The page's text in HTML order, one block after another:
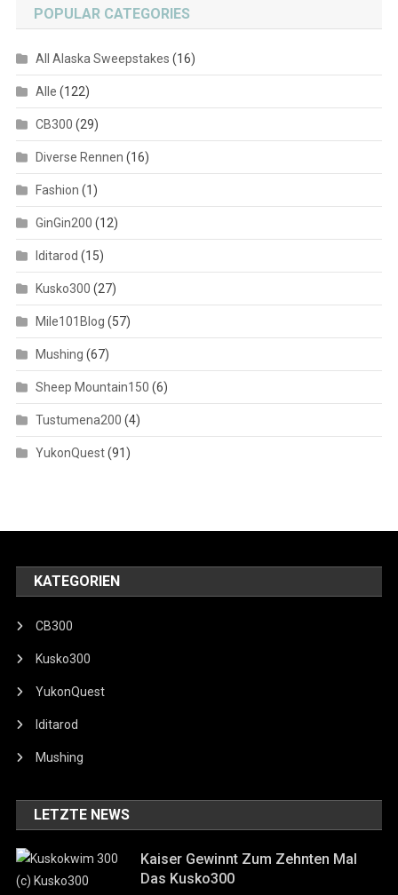
POPULAR CATEGORIES
All Alaska Sweepstakes (16)
Alle (122)
CB300 (29)
Diverse Rennen (16)
Fashion (1)
GinGin200 (12)
Iditarod (15)
Kusko300 (27)
Mile101Blog (57)
Mushing (67)
Sheep Mountain150 (6)
Tustumena200 (4)
YukonQuest(91)
KATEGORIEN
CB300
Kusko300
YukonQuest
Iditarod
Mushing
LETZTE NEWS
Kaiser Gewinnt Zum Zehnten Mal
Das Kusko300